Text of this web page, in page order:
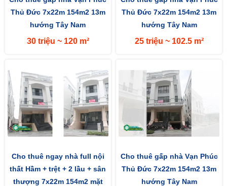
Thủ Đức 7x22m 154m2 13m
hướng Tây Nam
30 triệu ~ 120 m²
Thủ Đức 7x22m 154m2 13m
hướng Tây Nam
25 triệu ~ 102.5 m²
Cho thuê ngay nhà full nội
thất Hầm + trệt + 2 lầu + sân
thượng 7x22m 154m2 mặt
Cho thuê gấp nhà Vạn Phúc
Thủ Đức 7x22m 154m2 13m
hướng Tây Nam